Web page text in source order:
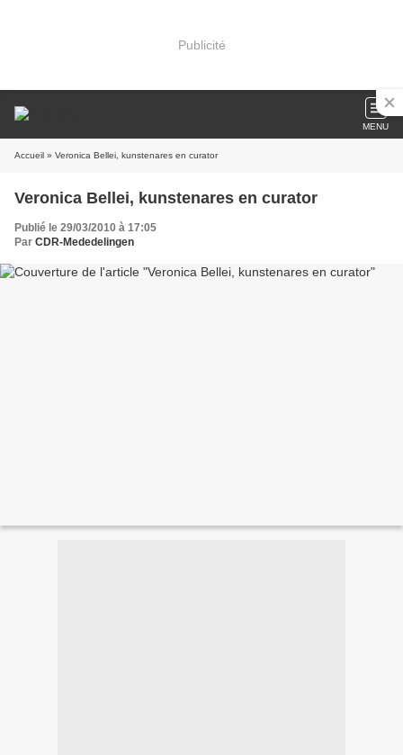
Publicité
MENU
Accueil » Veronica Bellei, kunstenares en curator
Veronica Bellei, kunstenares en curator
Publié le 29/03/2010 à 17:05
Par CDR-Mededelingen